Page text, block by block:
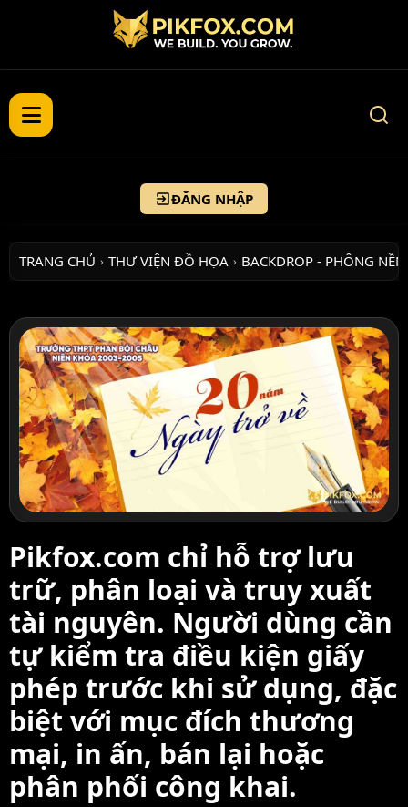
ĐĂNG NHẬP
TRANG CHỦ › THƯ VIỆN ĐỒ HỌA › BACKDROP - PHÔNG NỀN
Pikfox.com chỉ hỗ trợ lưu
trữ, phân loại và truy xuất
tài nguyên. Người dùng cần
tự kiểm tra điều kiện giấy
phép trước khi sử dụng, đặc
biệt với mục đích thương
mại, in ấn, bán lại hoặc
phân phối công khai.